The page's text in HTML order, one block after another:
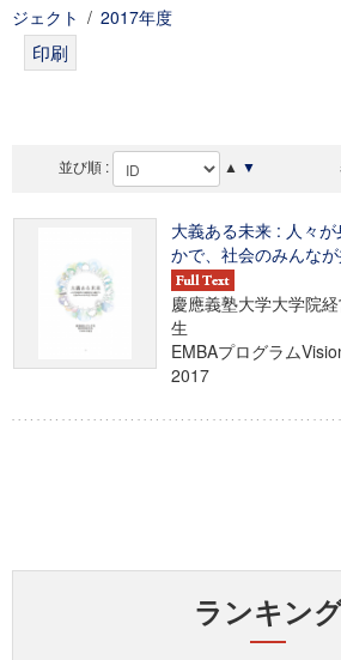
慶應義塾大学グローバルCOEプロ
学術雑誌掲載論文等(8)
ジェクト / 2017年度
並び順 : ▲ ▼
大義ある未来 : 人々
かで、社会のみんな
慶應義塾大学大学院
生
EMBAプログラム
2017
ランキン